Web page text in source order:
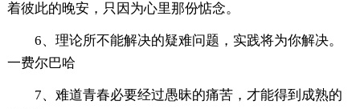
着彼此的晚安，只因为心里那份惦念。
6、理论所不能解决的疑难问题，实践将为你解决。
一费尔巴哈
7、难道青春必要经过愚昧的痛苦，才能得到成熟的